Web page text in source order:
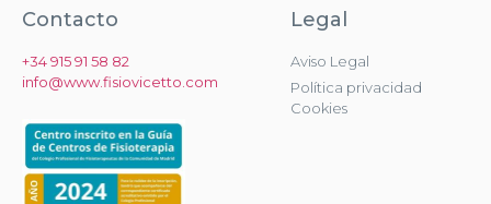
Contacto
+34 915 91 58 82
info@www.fisiovicetto.com
Legal
Aviso Legal
Política privacidad
Cookies